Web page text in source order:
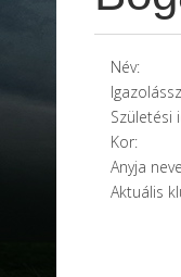
Név:
Születési
Kor:
Anyja
Aktuális